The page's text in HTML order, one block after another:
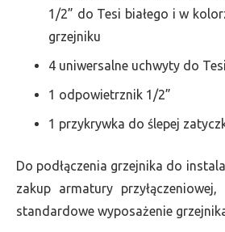
1/2” do Tesi białego i w
grzejniku
4 uniwersalne uchwyty do Tesi
1 odpowietrznik 1/2”
1 przykrywka do ślepej
Do podłączenia grzejnika do
zakup armatury
standardowe wyposażenie